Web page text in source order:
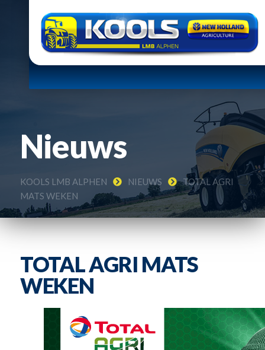
Nieuws
KOOLS LMB ALPHEN NIEUWS
TOTAL AGRI
MATS WEKEN
TOTAL AGRI MATS
WEKEN